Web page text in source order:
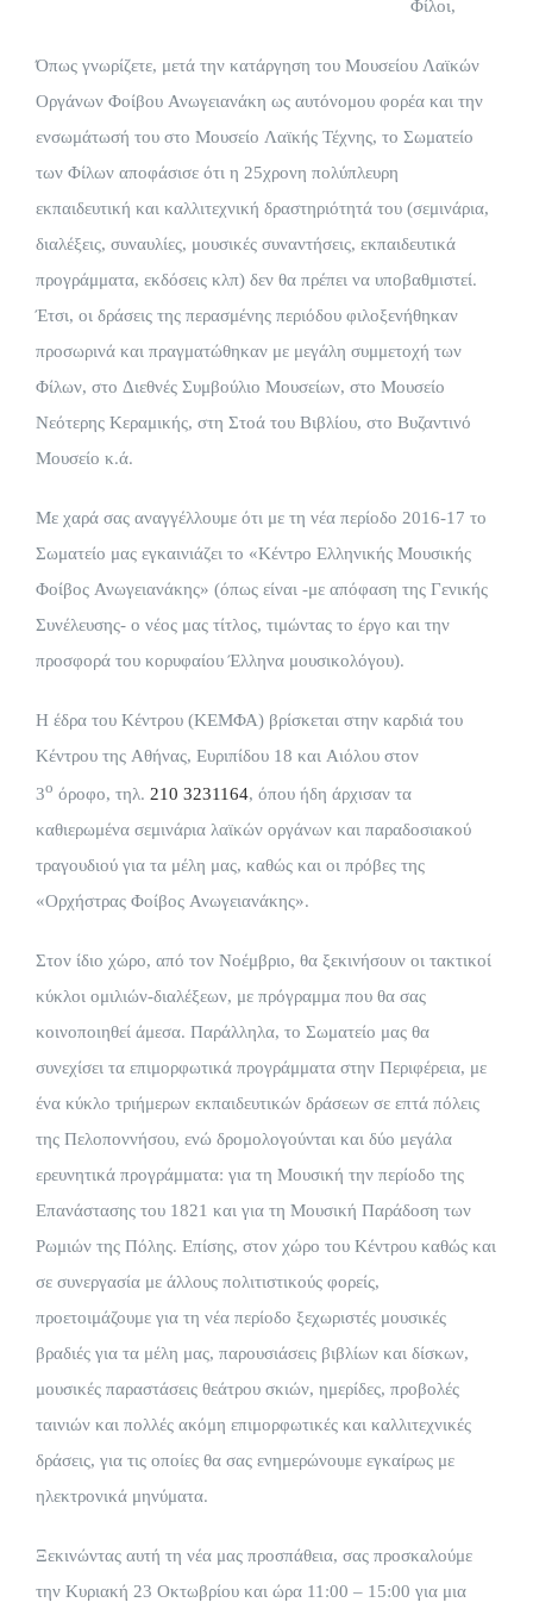
Φίλοι,
Όπως γνωρίζετε, μετά την κατάργηση του Μουσείου Λαϊκών
Οργάνων Φοίβου Ανωγειανάκη ως αυτόνομου φορέα και την
ενσωμάτωσή του στο Μουσείο Λαϊκής Τέχνης, το Σωματείο
των Φίλων αποφάσισε ότι η 25χρονη πολύπλευρη
εκπαιδευτική και καλλιτεχνική δραστηριότητά του (σεμινάρια,
διαλέξεις, συναυλίες, μουσικές συναντήσεις, εκπαιδευτικά
προγράμματα, εκδόσεις κλπ) δεν θα πρέπει να υποβαθμιστεί.
Έτσι, οι δράσεις της περασμένης περιόδου φιλοξενήθηκαν
προσωρινά και πραγματώθηκαν με μεγάλη συμμετοχή των
Φίλων, στο Διεθνές Συμβούλιο Μουσείων, στο Μουσείο
Νεότερης Κεραμικής, στη Στοά του Βιβλίου, στο Βυζαντινό
Μουσείο κ.ά.
Με χαρά σας αναγγέλλουμε ότι με τη νέα περίοδο 2016-17 το
Σωματείο μας εγκαινιάζει το «Κέντρο Ελληνικής Μουσικής
Φοίβος Ανωγειανάκης» (όπως είναι -με απόφαση της Γενικής
Συνέλευσης- ο νέος μας τίτλος, τιμώντας το έργο και την
προσφορά του κορυφαίου Έλληνα μουσικολόγου).
Η έδρα του Κέντρου (ΚΕΜΦΑ) βρίσκεται στην καρδιά του
Κέντρου της Αθήνας, Ευριπίδου 18 και Αιόλου στον
3ο όροφο, τηλ. 210 3231164, όπου ήδη άρχισαν τα
καθιερωμένα σεμινάρια λαϊκών οργάνων και παραδοσιακού
τραγουδιού για τα μέλη μας, καθώς και οι πρόβες της
«Ορχήστρας Φοίβος Ανωγειανάκης».
Στον ίδιο χώρο, από τον Νοέμβριο, θα ξεκινήσουν οι τακτικοί
κύκλοι ομιλιών-διαλέξεων, με πρόγραμμα που θα σας
κοινοποιηθεί άμεσα. Παράλληλα, το Σωματείο μας θα
συνεχίσει τα επιμορφωτικά προγράμματα στην Περιφέρεια, με
ένα κύκλο τριήμερων εκπαιδευτικών δράσεων σε επτά πόλεις
της Πελοποννήσου, ενώ δρομολογούνται και δύο μεγάλα
ερευνητικά προγράμματα: για τη Μουσική την περίοδο της
Επανάστασης του 1821 και για τη Μουσική Παράδοση των
Ρωμιών της Πόλης. Επίσης, στον χώρο του Κέντρου καθώς και
σε συνεργασία με άλλους πολιτιστικούς φορείς,
προετοιμάζουμε για τη νέα περίοδο ξεχωριστές μουσικές
βραδιές για τα μέλη μας, παρουσιάσεις βιβλίων και δίσκων,
μουσικές παραστάσεις θεάτρου σκιών, ημερίδες, προβολές
ταινιών και πολλές ακόμη επιμορφωτικές και καλλιτεχνικές
δράσεις, για τις οποίες θα σας ενημερώνουμε εγκαίρως με
ηλεκτρονικά μηνύματα.
Ξεκινώντας αυτή τη νέα μας προσπάθεια, σας προσκαλούμε
την Κυριακή 23 Οκτωβρίου και ώρα 11:00 – 15:00 για μια